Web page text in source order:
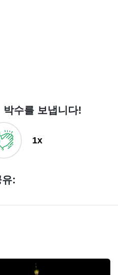
수를 보냅니다!
1x
유: